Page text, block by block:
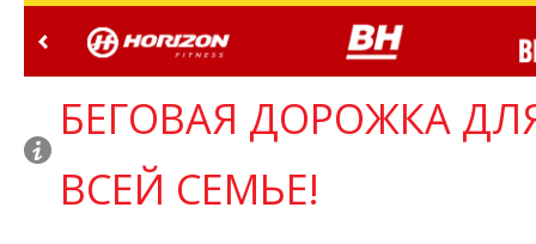
БЕГОВАЯ ДОРОЖКА
ВСЕЙ СЕМЬЕ!